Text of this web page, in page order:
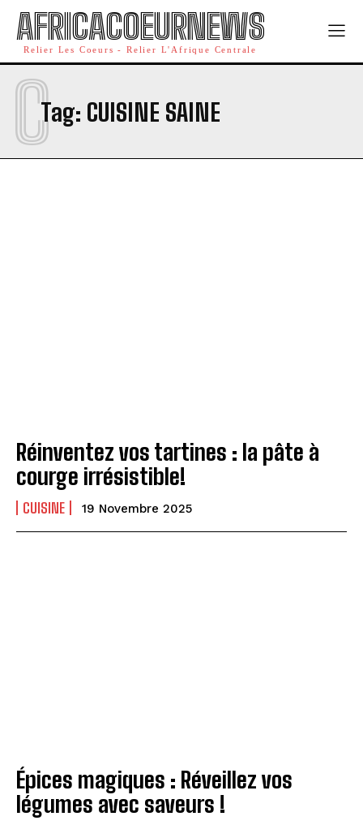
AFRICACOEURNEWS
Relier Les Coeurs - Relier L'Afrique Centrale
Tag: CUISINE SAINE
C
Réinventez vos tartines : la pâte à
courge irrésistible!
CUISINE 19 Novembre 2025
Épices magiques : Réveillez vos
légumes avec saveurs !